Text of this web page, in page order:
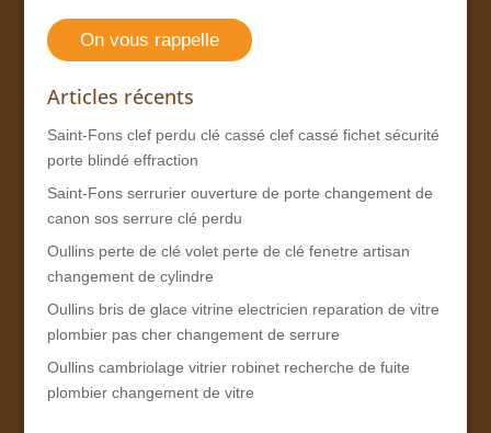
On vous rappelle
Articles récents
Saint-Fons clef perdu clé cassé clef cassé fichet sécurité
porte blindé effraction
Saint-Fons serrurier ouverture de porte changement de
canon sos serrure clé perdu
Oullins perte de clé volet perte de clé fenetre artisan
changement de cylindre
Oullins bris de glace vitrine electricien reparation de vitre
plombier pas cher changement de serrure
Oullins cambriolage vitrier robinet recherche de fuite
plombier changement de vitre